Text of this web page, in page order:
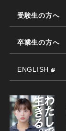
受験生の方へ
卒業生の方へ
ENGLISH